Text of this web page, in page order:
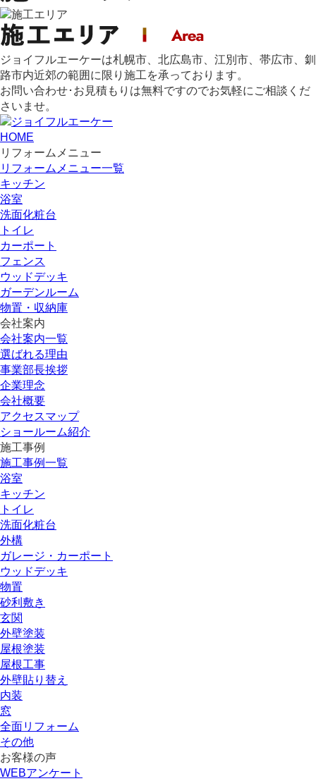
ジョイフルエーケーは札幌市、北広島市、江別市、帯広市、釧
路市内近郊の範囲に限り施工を承っております。
お問い合わせ･お見積もりは無料ですのでお気軽にご相談くだ
さいませ。
HOME
リフォームメニュー
リフォームメニュー一覧
キッチン
浴室
洗面化粧台
トイレ
カーポート
フェンス
ウッドデッキ
ガーデンルーム
物置・収納庫
会社案内
会社案内一覧
選ばれる理由
事業部長挨拶
企業理念
会社概要
アクセスマップ
ショールーム紹介
施工事例
施工事例一覧
浴室
キッチン
トイレ
洗面化粧台
外構
ガレージ・カーポート
ウッドデッキ
物置
砂利敷き
玄関
外壁塗装
屋根塗装
屋根工事
外壁貼り替え
内装
窓
全面リフォーム
その他
お客様の声
WEBアンケート